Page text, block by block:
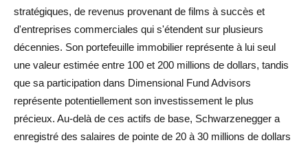
stratégiques, de revenus provenant de films à succès et
d'entreprises commerciales qui s'étendent sur plusieurs
décennies. Son portefeuille immobilier représente à lui seul
une valeur estimée entre 100 et 200 millions de dollars, tandis
que sa participation dans Dimensional Fund Advisors
représente potentiellement son investissement le plus
précieux. Au-delà de ces actifs de base, Schwarzenegger a
enregistré des salaires de pointe de 20 à 30 millions de dollars